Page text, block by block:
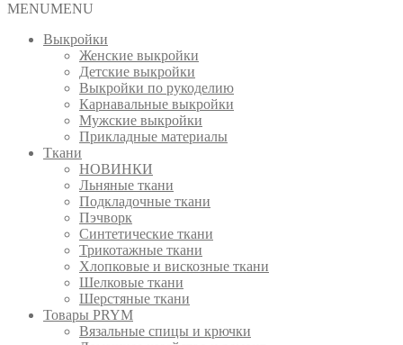
MENUMENU
Выкройки
Женские выкройки
Детские выкройки
Выкройки по рукоделию
Карнавальные выкройки
Мужские выкройки
Прикладные материалы
Ткани
НОВИНКИ
Льняные ткани
Подкладочные ткани
Пэчворк
Синтетические ткани
Трикотажные ткани
Хлопковые и вискозные ткани
Шелковые ткани
Шерстяные ткани
Товары PRYM
Вязальные спицы и крючки